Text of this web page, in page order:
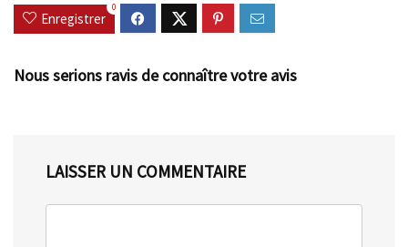
Enregistrer
0
Nous serions ravis de connaître votre avis
LAISSER UN COMMENTAIRE